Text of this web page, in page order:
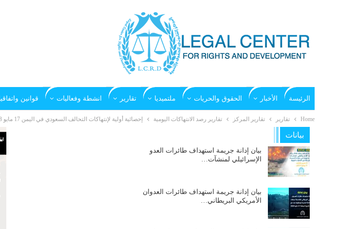
الرئيسة الأخبار الحقوق والحريات ملتميديا تقارير انشطة وفعاليات قوانين
Home تقارير تقارير المركز تقارير رصد الانتهاكات اليومية إحصائية أولية لإنتهاكات التحالف السعودي في اليمن 17 مايو 2018
بيانات
بيان إدانة جريمة استهداف طائرات العدو
الإسرائيلي لمنشآت…
بيان إدانة جريمة استهداف طائرات العدوان
الأمريكي البريطاني…